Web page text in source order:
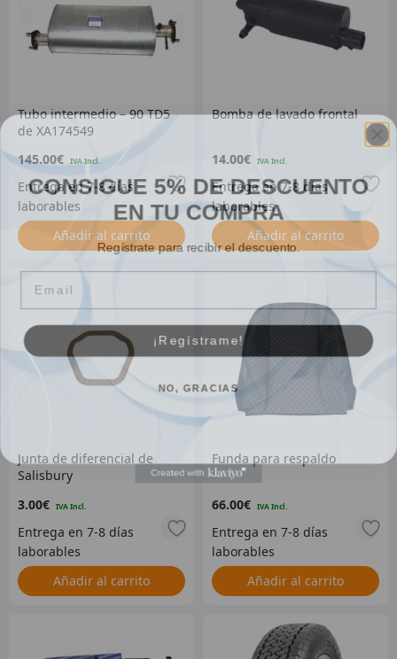
Tubo intermedio – 90 TD5
de XA174549
145.00€
Añadir al carrito
Bomba de lavado frontal
14.00€
Añadir al carrito
Junta de diferencial de
Salisbury
3.00€
Añadir al carrito
Funda para respaldo
66.00€
Añadir al carrito
CONSIGUE 5% DE DESCUENTO
EN TU COMPRA
Regístrate para recibir el descuento.
¡Regístrame!
NO, GRACIAS